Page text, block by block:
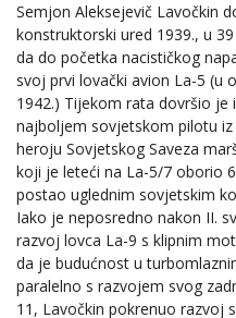
Semjon Aleksejevič Lavočkin
konstruktorski ured 1939., u
da do početka nacističkog
svoj prvi lovački avion La-5 (u
1942.) Tijekom rata dovršio je
najboljem sovjetskom pilotu
heroju Sovjetskog Saveza
koji je leteći na La-5/7 oborio
postao uglednim sovjetskim
Iako je neposredno nakon II.
razvoj lovca La-9 s klipnim
da je budućnost u
paralelno s razvojem svog
11, Lavočkin pokrenuo razvoj